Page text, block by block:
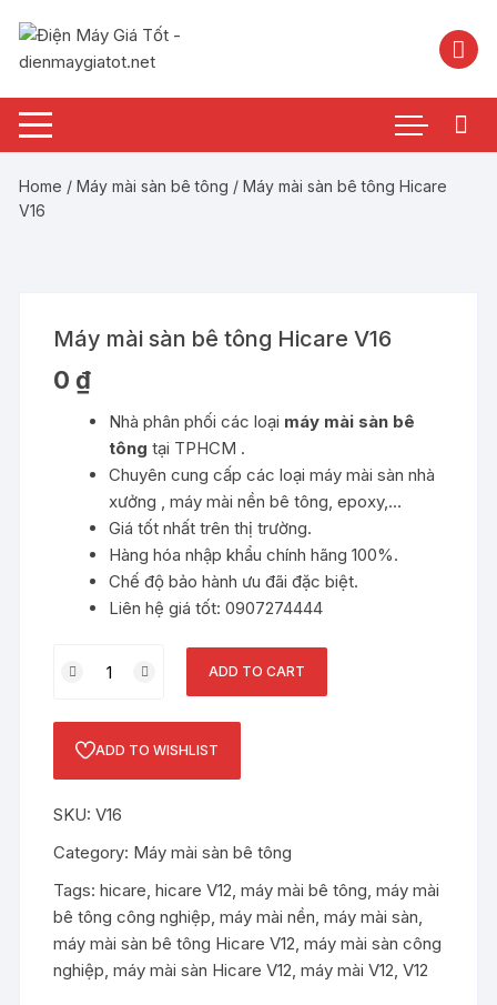
nội
Home /Máy mài sàn bê tông / Máy mài sàn bê tông Hicare
V16
Máy mài sàn bê tông Hicare V16
0 ₫
Nhà phân phối các loại máy mài sàn bê
tông tại TPHCM .
Chuyên cung cấp các loại máy mài sàn nhà
xưởng , máy mài nền bê tông, epoxy,…
Giá tốt nhất trên thị trường.
Hàng hóa nhập khẩu chính hãng 100%.
Chế độ bảo hành ưu đãi đặc biệt.
Liên hệ giá tốt: 0907274444
mài
tông
V16
quantity
ADD TO CART
ADD TO WISHLIST
SKU:V16
Category: Máy mài sàn bê tông
Tags:hicare,hicare V12,máy mài bê tông,máy mài
bê tông công nghiệp,máy mài nền,máy mài sàn,
máy mài sàn bê tông Hicare V12,máy mài sàn công
nghiệp,máy mài sàn Hicare V12,máy mài V12,V12